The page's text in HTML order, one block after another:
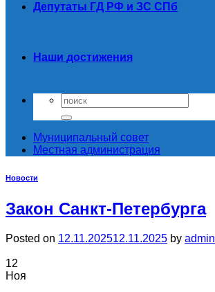
Депутаты ГД РФ и ЗС СПб
Наши достижения
Муниципальный совет
Местная администрация
Новости
Закон Санкт-Петербурга
Posted on 12.11.202512.11.2025 by admin
12
Ноя